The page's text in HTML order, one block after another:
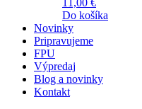
11,00 €
Do košíka
Novinky
Pripravujeme
FPU
Výpredaj
Blog a novinky
Kontakt